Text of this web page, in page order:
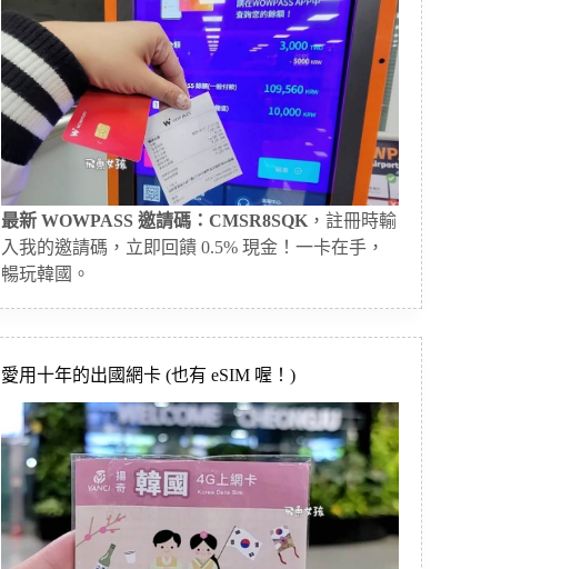
最新 WOWPASS 邀請碼：CMSR8SQK ，註冊時輸
入我的邀請碼，立即回饋 0.5% 現金！一卡在手，
暢玩韓國。
愛用十年的出國網卡 (也有 eSIM 喔！)